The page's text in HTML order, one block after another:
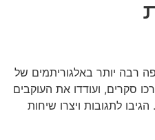
רבה יותר באלגוריתמים של
סקרים, ועודדו את העוקבים
לתגובות ויצרו שיחות